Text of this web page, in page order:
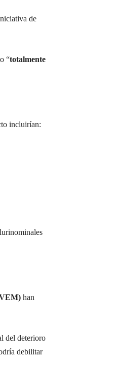
de
“totalmente
incluirían:
han
del deterioro
debilitar